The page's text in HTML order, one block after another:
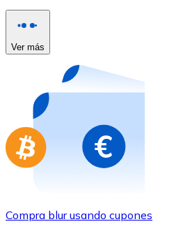
Comprar con tarjeta
Compra tarjetas regalo de
Ir a la tienda de tarjetas regalo
Ver más
Compra blur usando cupones